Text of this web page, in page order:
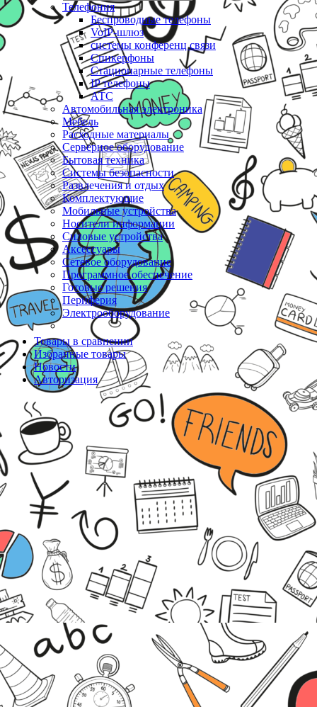
Телефония
Беспроводные телефоны
VoIP-шлюз
системы конференц связи
Спикерфоны
Стационарные телефоны
IP телефоны
АТС
Автомобильная электроника
Мебель
Расходные материалы
Серверное оборудование
Бытовая техника
Системы безопасности
Развлечения и отдых
Комплектующие
Мобильные устройства
Носители информации
Силовые устройства
Аксессуары
Сетевое оборудование
Программное обеспечение
Готовые решения
Периферия
Электрооборудование
Товары в сравнении
Избранные товары
Новости
Авторизация